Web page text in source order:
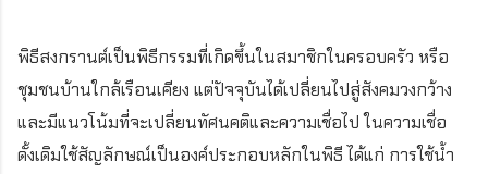
พิธีสงกรานต์เป็นพิธีกรรมที่เกิดขึ้นในสมาชิกในครอบครัว หรือ
ชุมชนบ้านใกล้เรือนเคียง แต่ปัจจุบันได้เปลี่ยนไปสู่สังคมวงกว้าง
และมีแนวโน้มที่จะเปลี่ยนทัศนคติและความเชื่อไป ในความเชื่อ
ดั้งเดิมใช้สัญลักษณ์เป็นองค์ประกอบหลักในพิธี ได้แก่ การใช้น้ำ